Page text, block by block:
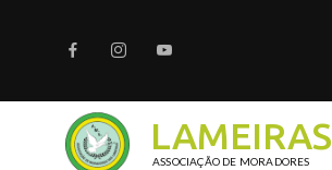
LAMEIRAS
ASSOCIAÇÃO DE MORADORES